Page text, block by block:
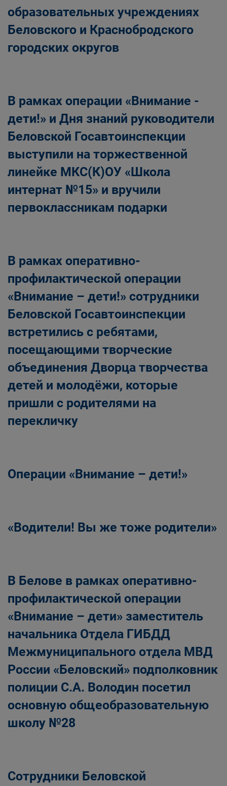
образовательных учреждениях
Беловского и Краснобродского
городских округов
В рамках операции «Внимание -
дети!» и Дня знаний руководители
Беловской Госавтоинспекции
выступили на торжественной
линейке МКС(К)ОУ «Школа
интернат №15» и вручили
первоклассникам подарки
В рамках оперативно-
профилактической операции
«Внимание – дети!» сотрудники
Беловской Госавтоинспекции
встретились с ребятами,
посещающими творческие
объединения Дворца творчества
детей и молодёжи, которые
пришли с родителями на
перекличку
Операции «Внимание – дети!»
«Водители! Вы же тоже родители»
В Белове в рамках оперативно-
профилактической операции
«Внимание – дети» заместитель
начальника Отдела ГИБДД
Межмуниципального отдела МВД
России «Беловский» подполковник
полиции С.А. Володин посетил
основную общеобразовательную
школу №28
Сотрудники Беловской